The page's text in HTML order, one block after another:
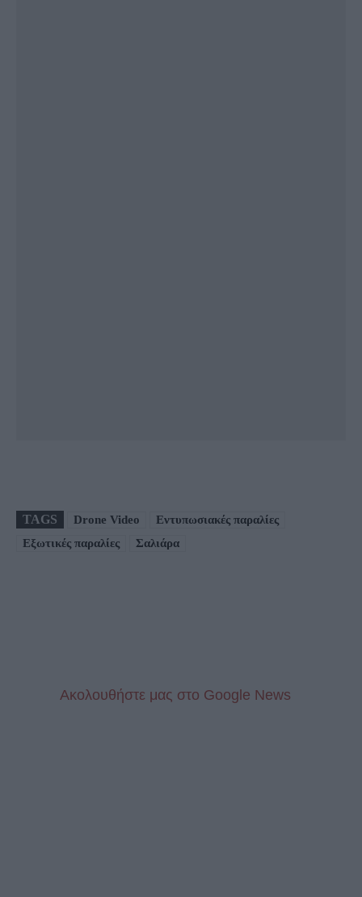
TAGS Drone Video
Εντυπωσιακές παραλίες
Εξωτικές παραλίες
Σαλιάρα
Aκολουθήστε μας στo Google News